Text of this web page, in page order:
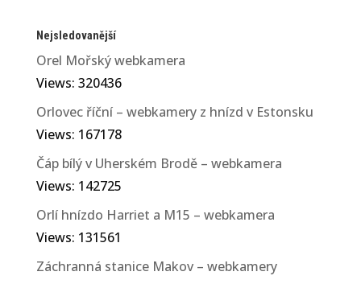
Nejsledovanější
Orel Mořský webkamera
Views: 320436
Orlovec říční – webkamery z hnízd v Estonsku
Views: 167178
Čáp bílý v Uherském Brodě – webkamera
Views: 142725
Orlí hnízdo Harriet a M15 – webkamera
Views: 131561
Záchranná stanice Makov – webkamery